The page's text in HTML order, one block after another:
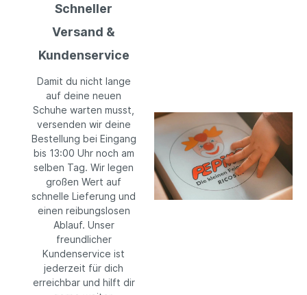
Schneller
Versand &
Kundenservice
Damit du nicht lange
auf deine neuen
Schuhe warten musst,
versenden wir deine
Bestellung bei Eingang
bis 13:00 Uhr noch am
selben Tag. Wir legen
großen Wert auf
schnelle Lieferung und
einen reibungslosen
Ablauf. Unser
freundlicher
Kundenservice ist
jederzeit für dich
erreichbar und hilft dir